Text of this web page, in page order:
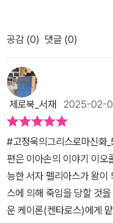
으로 설명해주는 친절함
다.신화 속 인상적인 장면을
해준다6편에서는 어떤 이
sionbnp에서 좋은 책 보내
사로부터 제공받은 책을 읽
아손의 모험과 인정을 베
막한 세상 속 진정한 영웅
재미와 함께5권째보며 더
고전을 한 페이지로볼 수 있
요정,흥미진진한 등장인물
미도 알 수 있다.인생의 축
끝나지만그마저도 신화의
을 한 권으로!알고있는 그
책스타그램 #신간책 #독
톤 #그리스로마신화 #고정욱 #고정욱그리스로마신화 #독서습관 #
서평단 #서평 #리뷰 #자기주도학습
책 #책읽는우리집🏠
공감 (0) 댓글 (0)
제로북_서재 2025-02-
#고정욱의그리스로마신
편은 이아손의 이야기 이오
능한 서자 펠리아스가 왕이
스에 의해 죽임을 당할 것
운 케이론(켄타로스)에게